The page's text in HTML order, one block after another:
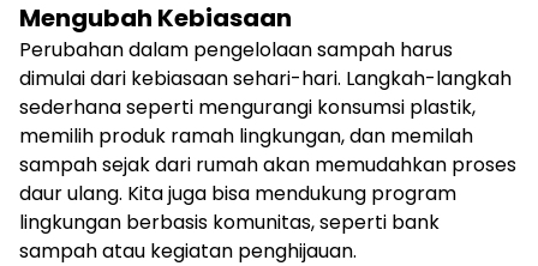
Mengubah Kebiasaan
Perubahan dalam pengelolaan sampah harus
dimulai dari kebiasaan sehari-hari. Langkah-langkah
sederhana seperti mengurangi konsumsi plastik,
memilih produk ramah lingkungan, dan memilah
sampah sejak dari rumah akan memudahkan proses
daur ulang. Kita juga bisa mendukung program
lingkungan berbasis komunitas, seperti bank
sampah atau kegiatan penghijauan.